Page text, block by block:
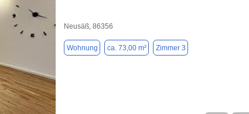
Neusäß, 86356
Wohnung ca. 73,00 m² Zimmer 3